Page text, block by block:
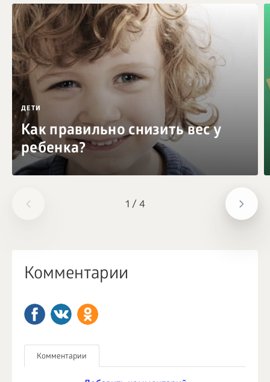
1 / 4
ДЕТИ
Как правильно снизить вес у
ребенка?
Комментарии
Комментарии